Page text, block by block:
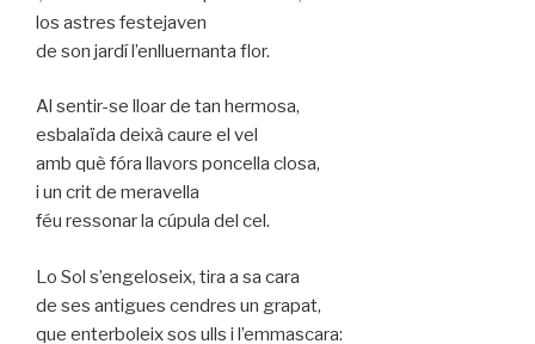
los astres festejaven
de son jardí l’enlluernanta flor.
Al sentir-se lloar de tan hermosa,
esbalaïda deixà caure el vel
amb què fóra llavors poncella closa,
i un crit de meravella
féu ressonar la cúpula del cel.
Lo Sol s’engeloseix, tira a sa cara
de ses antigues cendres un grapat,
que enterboleix sos ulls i l’emmascara: